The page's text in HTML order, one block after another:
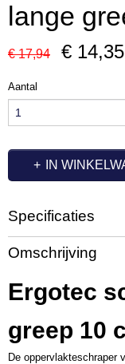
lange
€ 17,94 € 14,35
Aantal
IN
Specificaties
Productcode
UT3285
Productcode leverancier
SH250
Omschrijving
Ergotec
greep 10
De oppervlakteschraper